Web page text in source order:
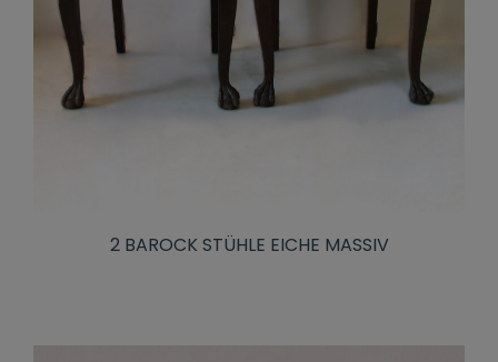
2 BAROCK STÜHLE EICHE MASSIV